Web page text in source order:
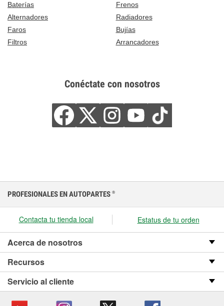
Baterías
Frenos
Alternadores
Radiadores
Faros
Bujías
Filtros
Arrancadores
Conéctate con nosotros
PROFESIONALES EN AUTOPARTES ®
Contacta tu tienda local Estatus de tu orden
Acerca de nosotros
Recursos
Servicio al cliente